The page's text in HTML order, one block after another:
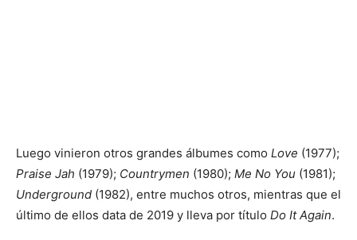
Luego vinieron otros grandes álbumes como Love (1977);
Praise Jah (1979); Countrymen (1980); Me No You (1981);
Underground (1982), entre muchos otros, mientras que el
último de ellos data de 2019 y lleva por título Do It Again.